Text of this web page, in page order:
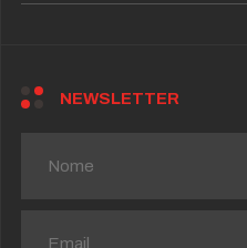
NEWSLETTER